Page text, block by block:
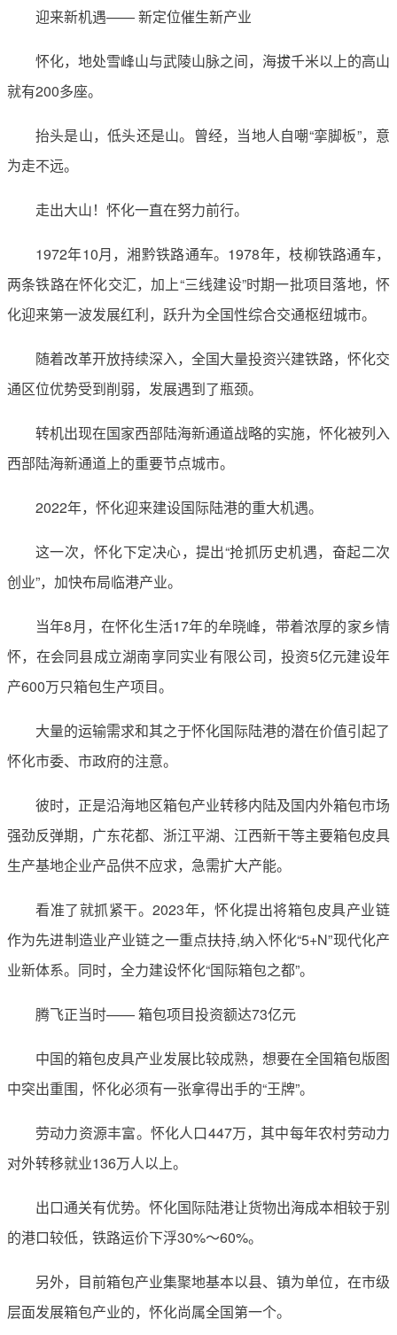
迎来新机遇—— 新定位催生新产业
怀化，地处雪峰山与武陵山脉之间，海拔千米以上的高山
就有200多座。
抬头是山，低头还是山。曾经，当地人自嘲“挛脚板”，意
为走不远。
走出大山！怀化一直在努力前行。
1972年10月，湘黔铁路通车。1978年，枝柳铁路通车，
两条铁路在怀化交汇，加上“三线建设”时期一批项目落地，怀
化迎来第一波发展红利，跃升为全国性综合交通枢纽城市。
随着改革开放持续深入，全国大量投资兴建铁路，怀化交
通区位优势受到削弱，发展遇到了瓶颈。
转机出现在国家西部陆海新通道战略的实施，怀化被列入
西部陆海新通道上的重要节点城市。
2022年，怀化迎来建设国际陆港的重大机遇。
这一次，怀化下定决心，提出“抢抓历史机遇，奋起二次
创业”，加快布局临港产业。
当年8月，在怀化生活17年的牟晓峰，带着浓厚的家乡情
怀，在会同县成立湖南享同实业有限公司，投资5亿元建设年
产600万只箱包生产项目。
大量的运输需求和其之于怀化国际陆港的潜在价值引起了
怀化市委、市政府的注意。
彼时，正是沿海地区箱包产业转移内陆及国内外箱包市场
强劲反弹期，广东花都、浙江平湖、江西新干等主要箱包皮具
生产基地企业产品供不应求，急需扩大产能。
看准了就抓紧干。2023年，怀化提出将箱包皮具产业链
作为先进制造业产业链之一重点扶持,纳入怀化“5+N”现代化产
业新体系。同时，全力建设怀化“国际箱包之都”。
腾飞正当时—— 箱包项目投资额达73亿元
中国的箱包皮具产业发展比较成熟，想要在全国箱包版图
中突出重围，怀化必须有一张拿得出手的“王牌”。
劳动力资源丰富。怀化人口447万，其中每年农村劳动力
对外转移就业136万人以上。
出口通关有优势。怀化国际陆港让货物出海成本相较于别
的港口较低，铁路运价下浮30%～60%。
另外，目前箱包产业集聚地基本以县、镇为单位，在市级
层面发展箱包产业的，怀化尚属全国第一个。